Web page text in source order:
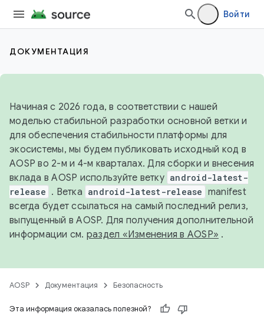
Войти
ДОКУМЕНТАЦИЯ
Начиная с 2026 года, в соответствии с нашей
моделью стабильной разработки основной ветки и
для обеспечения стабильности платформы для
экосистемы, мы будем публиковать исходный код в
AOSP во 2-м и 4-м кварталах. Для сборки и внесения
вклада в AOSP используйте ветку android-latest-
release . Ветка android-latest-release manifest
всегда будет ссылаться на самый последний релиз,
выпущенный в AOSP. Для получения дополнительной
информации см. раздел «Изменения в AOSP» .
AOSP Документация Безопасность
Эта информация оказалась полезной?